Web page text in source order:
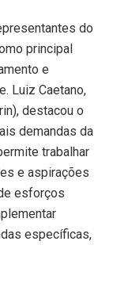
do
principal
e
Luiz Caetano,
destacou o
demandas da
trabalhar
e aspirações
esforços
específicas,